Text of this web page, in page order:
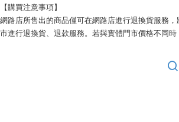
【購買注意事項】
網路店所售出的商品僅可在網路店進行退換貨服務
市進行退換貨、退款服務。若與實體門市價格不同時